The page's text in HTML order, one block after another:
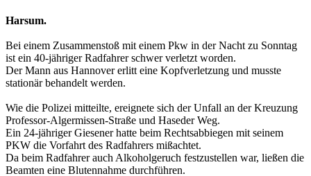
Harsum.
Bei einem Zusammenstoß mit einem Pkw in der Nacht zu Sonntag
ist ein 40-jähriger Radfahrer schwer verletzt worden.
Der Mann aus Hannover erlitt eine Kopfverletzung und musste
stationär behandelt werden.
Wie die Polizei mitteilte, ereignete sich der Unfall an der Kreuzung
Professor-Algermissen-Straße und Haseder Weg.
Ein 24-jähriger Giesener hatte beim Rechtsabbiegen mit seinem
PKW die Vorfahrt des Radfahrers mißachtet.
Da beim Radfahrer auch Alkoholgeruch festzustellen war, ließen die
Beamten eine Blutennahme durchführen.